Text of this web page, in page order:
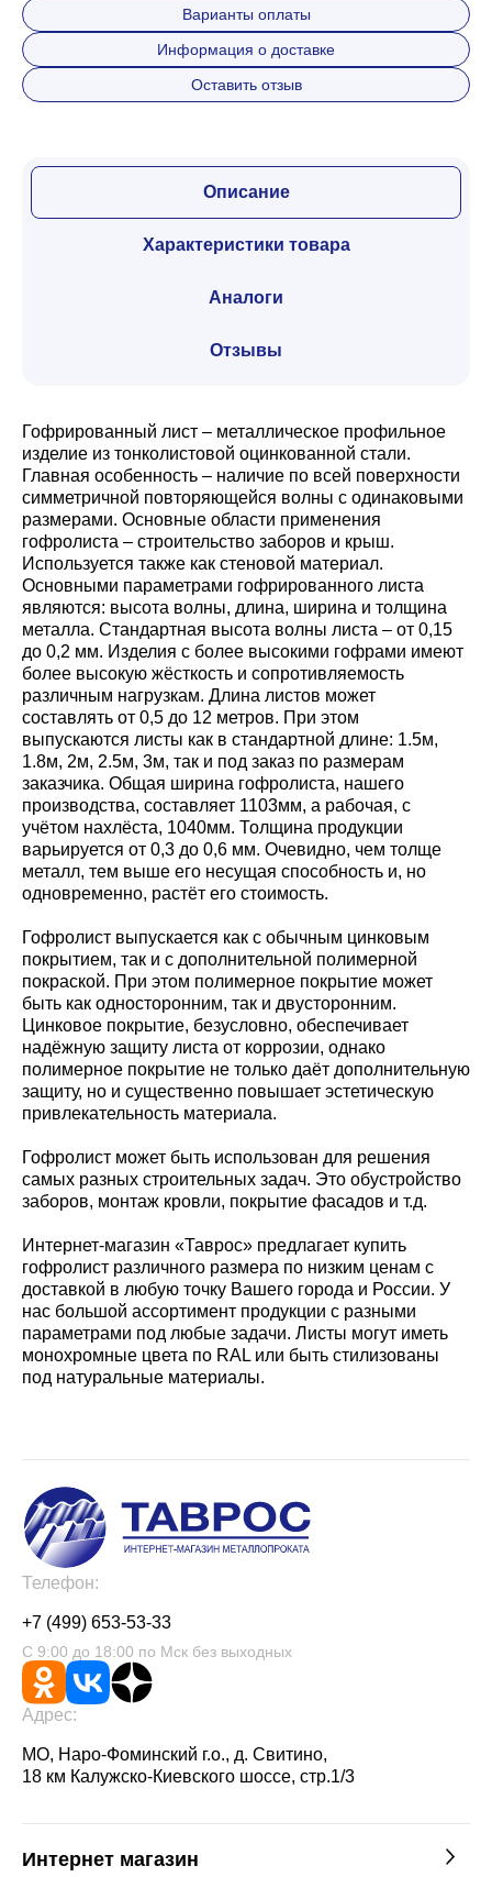
Варианты оплаты
Информация о доставке
Оставить отзыв
Описание
Характеристики товара
Аналоги
Отзывы
Гофрированный лист – металлическое профильное
изделие из тонколистовой оцинкованной стали.
Главная особенность – наличие по всей поверхности
симметричной повторяющейся волны с одинаковыми
размерами. Основные области применения
гофролиста – строительство заборов и крыш.
Используется также как стеновой материал.
Основными параметрами гофрированного листа
являются: высота волны, длина, ширина и толщина
металла. Стандартная высота волны листа – от 0,15
до 0,2 мм. Изделия с более высокими гофрами имеют
более высокую жёсткость и сопротивляемость
различным нагрузкам. Длина листов может
составлять от 0,5 до 12 метров. При этом
выпускаются листы как в стандартной длине: 1.5м,
1.8м, 2м, 2.5м, 3м, так и под заказ по размерам
заказчика. Общая ширина гофролиста, нашего
производства, составляет 1103мм, а рабочая, с
учётом нахлёста, 1040мм. Толщина продукции
варьируется от 0,3 до 0,6 мм. Очевидно, чем толще
металл, тем выше его несущая способность и, но
одновременно, растёт его стоимость.
Гофролист выпускается как с обычным цинковым
покрытием, так и с дополнительной полимерной
покраской. При этом полимерное покрытие может
быть как односторонним, так и двусторонним.
Цинковое покрытие, безусловно, обеспечивает
надёжную защиту листа от коррозии, однако
полимерное покрытие не только даёт дополнительную
защиту, но и существенно повышает эстетическую
привлекательность материала.
Гофролист может быть использован для решения
самых разных строительных задач. Это обустройство
заборов, монтаж кровли, покрытие фасадов и т.д.
Интернет-магазин «Таврос» предлагает купить
гофролист различного размера по низким ценам с
доставкой в любую точку Вашего города и России. У
нас большой ассортимент продукции с разными
параметрами под любые задачи. Листы могут иметь
монохромные цвета по RAL или быть стилизованы
под натуральные материалы.
Телефон:
+7 (499) 653-53-33
С 9:00 до 18:00 по Мск без выходных
Адрес:
МО, Наро-Фоминский г.о., д. Свитино,
18 км Калужско-Киевского шоссе, стр.1/3
Интернет магазин